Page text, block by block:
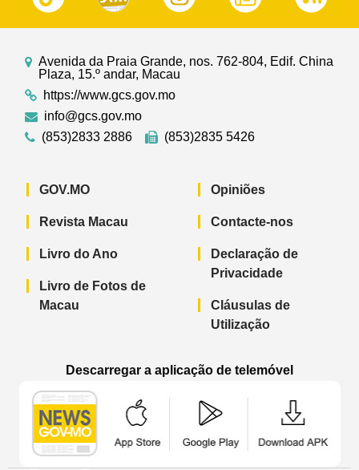
Avenida da Praia Grande, nos. 762-804, Edif. China
Plaza, 15.º andar, Macau
https://www.gcs.gov.mo
info@gcs.gov.mo
(853)2833 2886
(853)2835 5426
GOV.MO
Revista Macau
Livro do Ano
Livro de Fotos de
Macau
Opiniões
Contacte-nos
Declaração de
Privacidade
Cláusulas de
Utilização
Descarregar a aplicação de telemóvel